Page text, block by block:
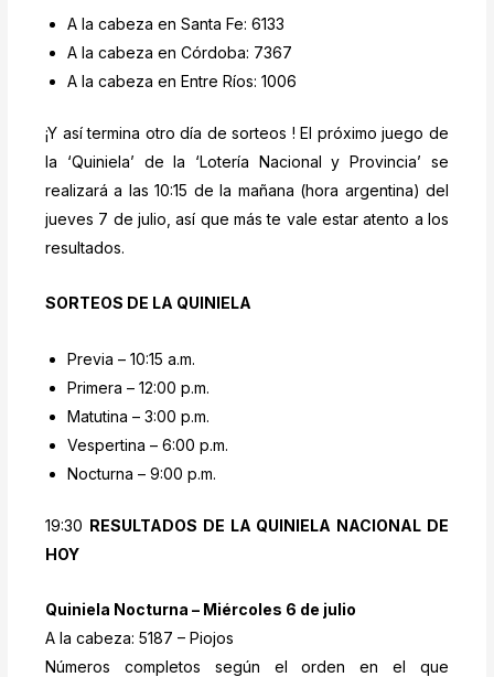
A la cabeza en Santa Fe: 6133
A la cabeza en Córdoba: 7367
A la cabeza en Entre Ríos: 1006
¡Y así termina otro día de sorteos ! El próximo juego de
la ‘Quiniela’ de la ‘Lotería Nacional y Provincia’ se
realizará a las 10:15 de la mañana (hora argentina) del
jueves 7 de julio, así que más te vale estar atento a los
resultados.
SORTEOS DE LA QUINIELA
Previa – 10:15 a.m.
Primera – 12:00 p.m.
Matutina – 3:00 p.m.
Vespertina – 6:00 p.m.
Nocturna – 9:00 p.m.
19:30 RESULTADOS DE LA QUINIELA NACIONAL DE
HOY
Quiniela Nocturna – Miércoles 6 de julio
A la cabeza: 5187 – Piojos
Números completos según el orden en el que